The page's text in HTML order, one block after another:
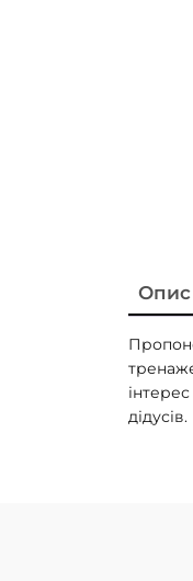
Опис
дідусів.